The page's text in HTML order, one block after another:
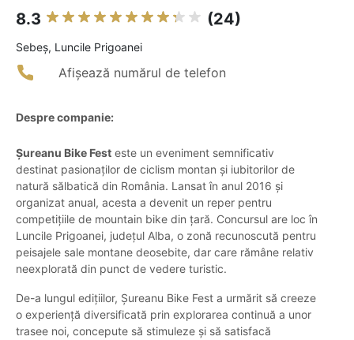
8.3 (24)
Sebeş, Luncile Prigoanei
Afișează numărul de telefon
Despre companie:
Șureanu Bike Fest este un eveniment semnificativ
destinat pasionaților de ciclism montan și iubitorilor de
natură sălbatică din România. Lansat în anul 2016 și
organizat anual, acesta a devenit un reper pentru
competițiile de mountain bike din țară. Concursul are loc în
Luncile Prigoanei, județul Alba, o zonă recunoscută pentru
peisajele sale montane deosebite, dar care rămâne relativ
neexplorată din punct de vedere turistic.
De-a lungul edițiilor, Șureanu Bike Fest a urmărit să creeze
o experiență diversificată prin explorarea continuă a unor
trasee noi, concepute să stimuleze și să satisfacă